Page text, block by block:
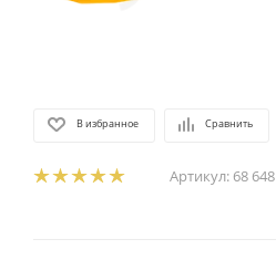
В избранное Сравнить
Артикул: 68 648